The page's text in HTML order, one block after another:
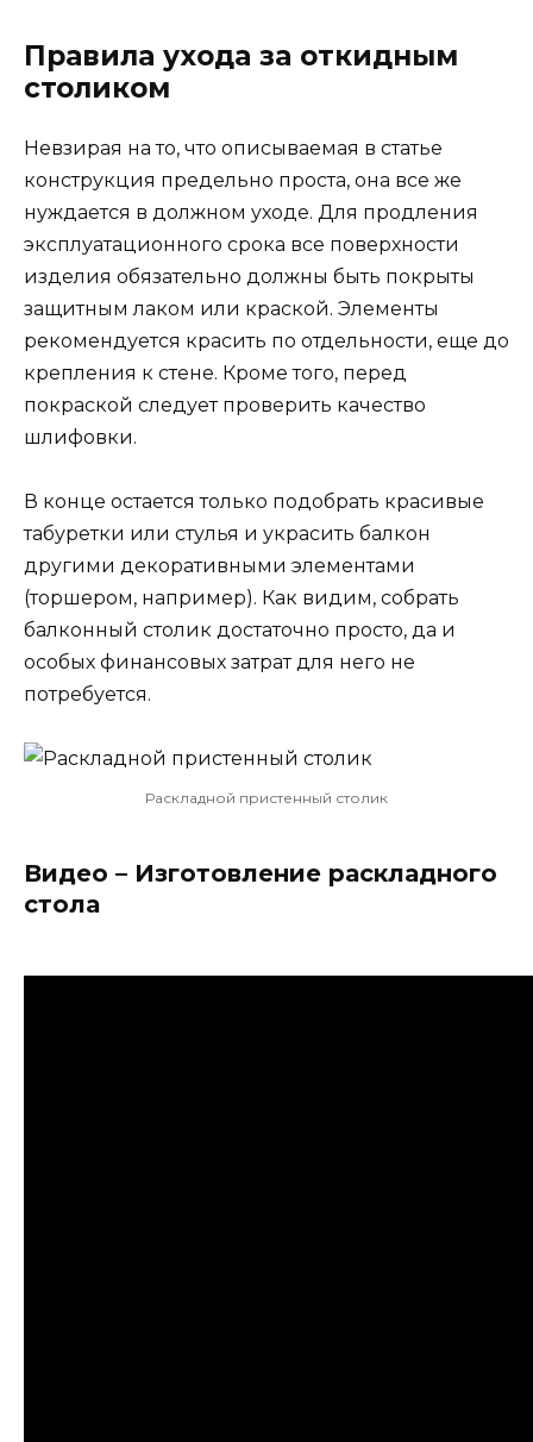
Правила ухода за откидным
столиком
Невзирая на то, что описываемая в статье
конструкция предельно проста, она все же
нуждается в должном уходе. Для продления
эксплуатационного срока все поверхности
изделия обязательно должны быть покрыты
защитным лаком или краской. Элементы
рекомендуется красить по отдельности, еще до
крепления к стене. Кроме того, перед
покраской следует проверить качество
шлифовки.
В конце остается только подобрать красивые
табуретки или стулья и украсить балкон
другими декоративными элементами
(торшером, например). Как видим, собрать
балконный столик достаточно просто, да и
особых финансовых затрат для него не
потребуется.
Раскладной пристенный столик
Видео – Изготовление раскладного
стола